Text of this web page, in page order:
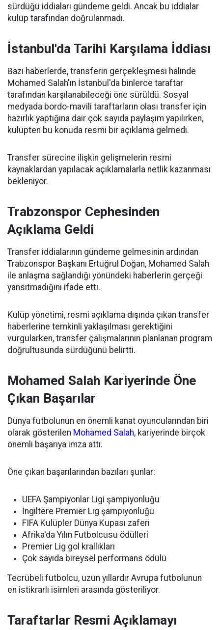
sürdüğü iddiaları gündeme geldi. Ancak bu iddialar
kulüp tarafından doğrulanmadı.
İstanbul'da Tarihi Karşılama İddiası
Bazı haberlerde, transferin gerçekleşmesi halinde
Mohamed Salah'ın İstanbul'da binlerce taraftar
tarafından karşılanabileceği öne sürüldü. Sosyal
medyada bordo-mavili taraftarların olası transfer için
hazırlık yaptığına dair çok sayıda paylaşım yapılırken,
kulüpten bu konuda resmi bir açıklama gelmedi.
Transfer sürecine ilişkin gelişmelerin resmi
kaynaklardan yapılacak açıklamalarla netlik kazanması
bekleniyor.
Trabzonspor Cephesinden
Açıklama Geldi
Transfer iddialarının gündeme gelmesinin ardından
Trabzonspor Başkanı Ertuğrul Doğan, Mohamed Salah
ile anlaşma sağlandığı yönündeki haberlerin gerçeği
yansıtmadığını ifade etti.
Kulüp yönetimi, resmi açıklama dışında çıkan transfer
haberlerine temkinli yaklaşılması gerektiğini
vurgularken, transfer çalışmalarının planlanan program
doğrultusunda sürdüğünü belirtti.
Mohamed Salah Kariyerinde Öne
Çıkan Başarılar
Dünya futbolunun en önemli kanat oyuncularından biri
olarak gösterilen Mohamed Salah, kariyerinde birçok
önemli başarıya imza attı.
Öne çıkan başarılarından bazıları şunlar:
UEFA Şampiyonlar Ligi şampiyonluğu
İngiltere Premier Lig şampiyonluğu
FIFA Kulüpler Dünya Kupası zaferi
Afrika'da Yılın Futbolcusu ödülleri
Premier Lig gol krallıkları
Çok sayıda bireysel performans ödülü
Tecrübeli futbolcu, uzun yıllardır Avrupa futbolunun
en istikrarlı isimleri arasında gösteriliyor.
Taraftarlar Resmi Açıklamayı